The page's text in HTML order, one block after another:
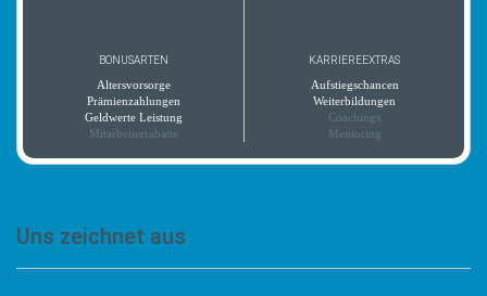
BONUSARTEN
Altersvorsorge
Prämienzahlungen
Geldwerte Leistung
Mitarbeiterrabatte
KARRIEREEXTRAS
Aufstiegschancen
Weiterbildungen
Coachings
Mentoring
Uns zeichnet aus